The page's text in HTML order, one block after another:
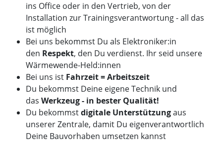
ins Office oder in den Vertrieb, von der
Installation zur Trainingsverantwortung - all das
ist möglich
Bei uns bekommst Du als Elektroniker:in
den Respekt, den Du verdienst. Ihr seid unsere
Wärmewende-Held:innen
Bei uns ist Fahrzeit = Arbeitszeit
Du bekommst Deine eigene Technik und
das Werkzeug - in bester Qualität!
Du bekommstdigitale Unterstützungaus
unserer Zentrale, damit Du eigenverantwortlich
Deine Bauvorhaben umsetzen kannst